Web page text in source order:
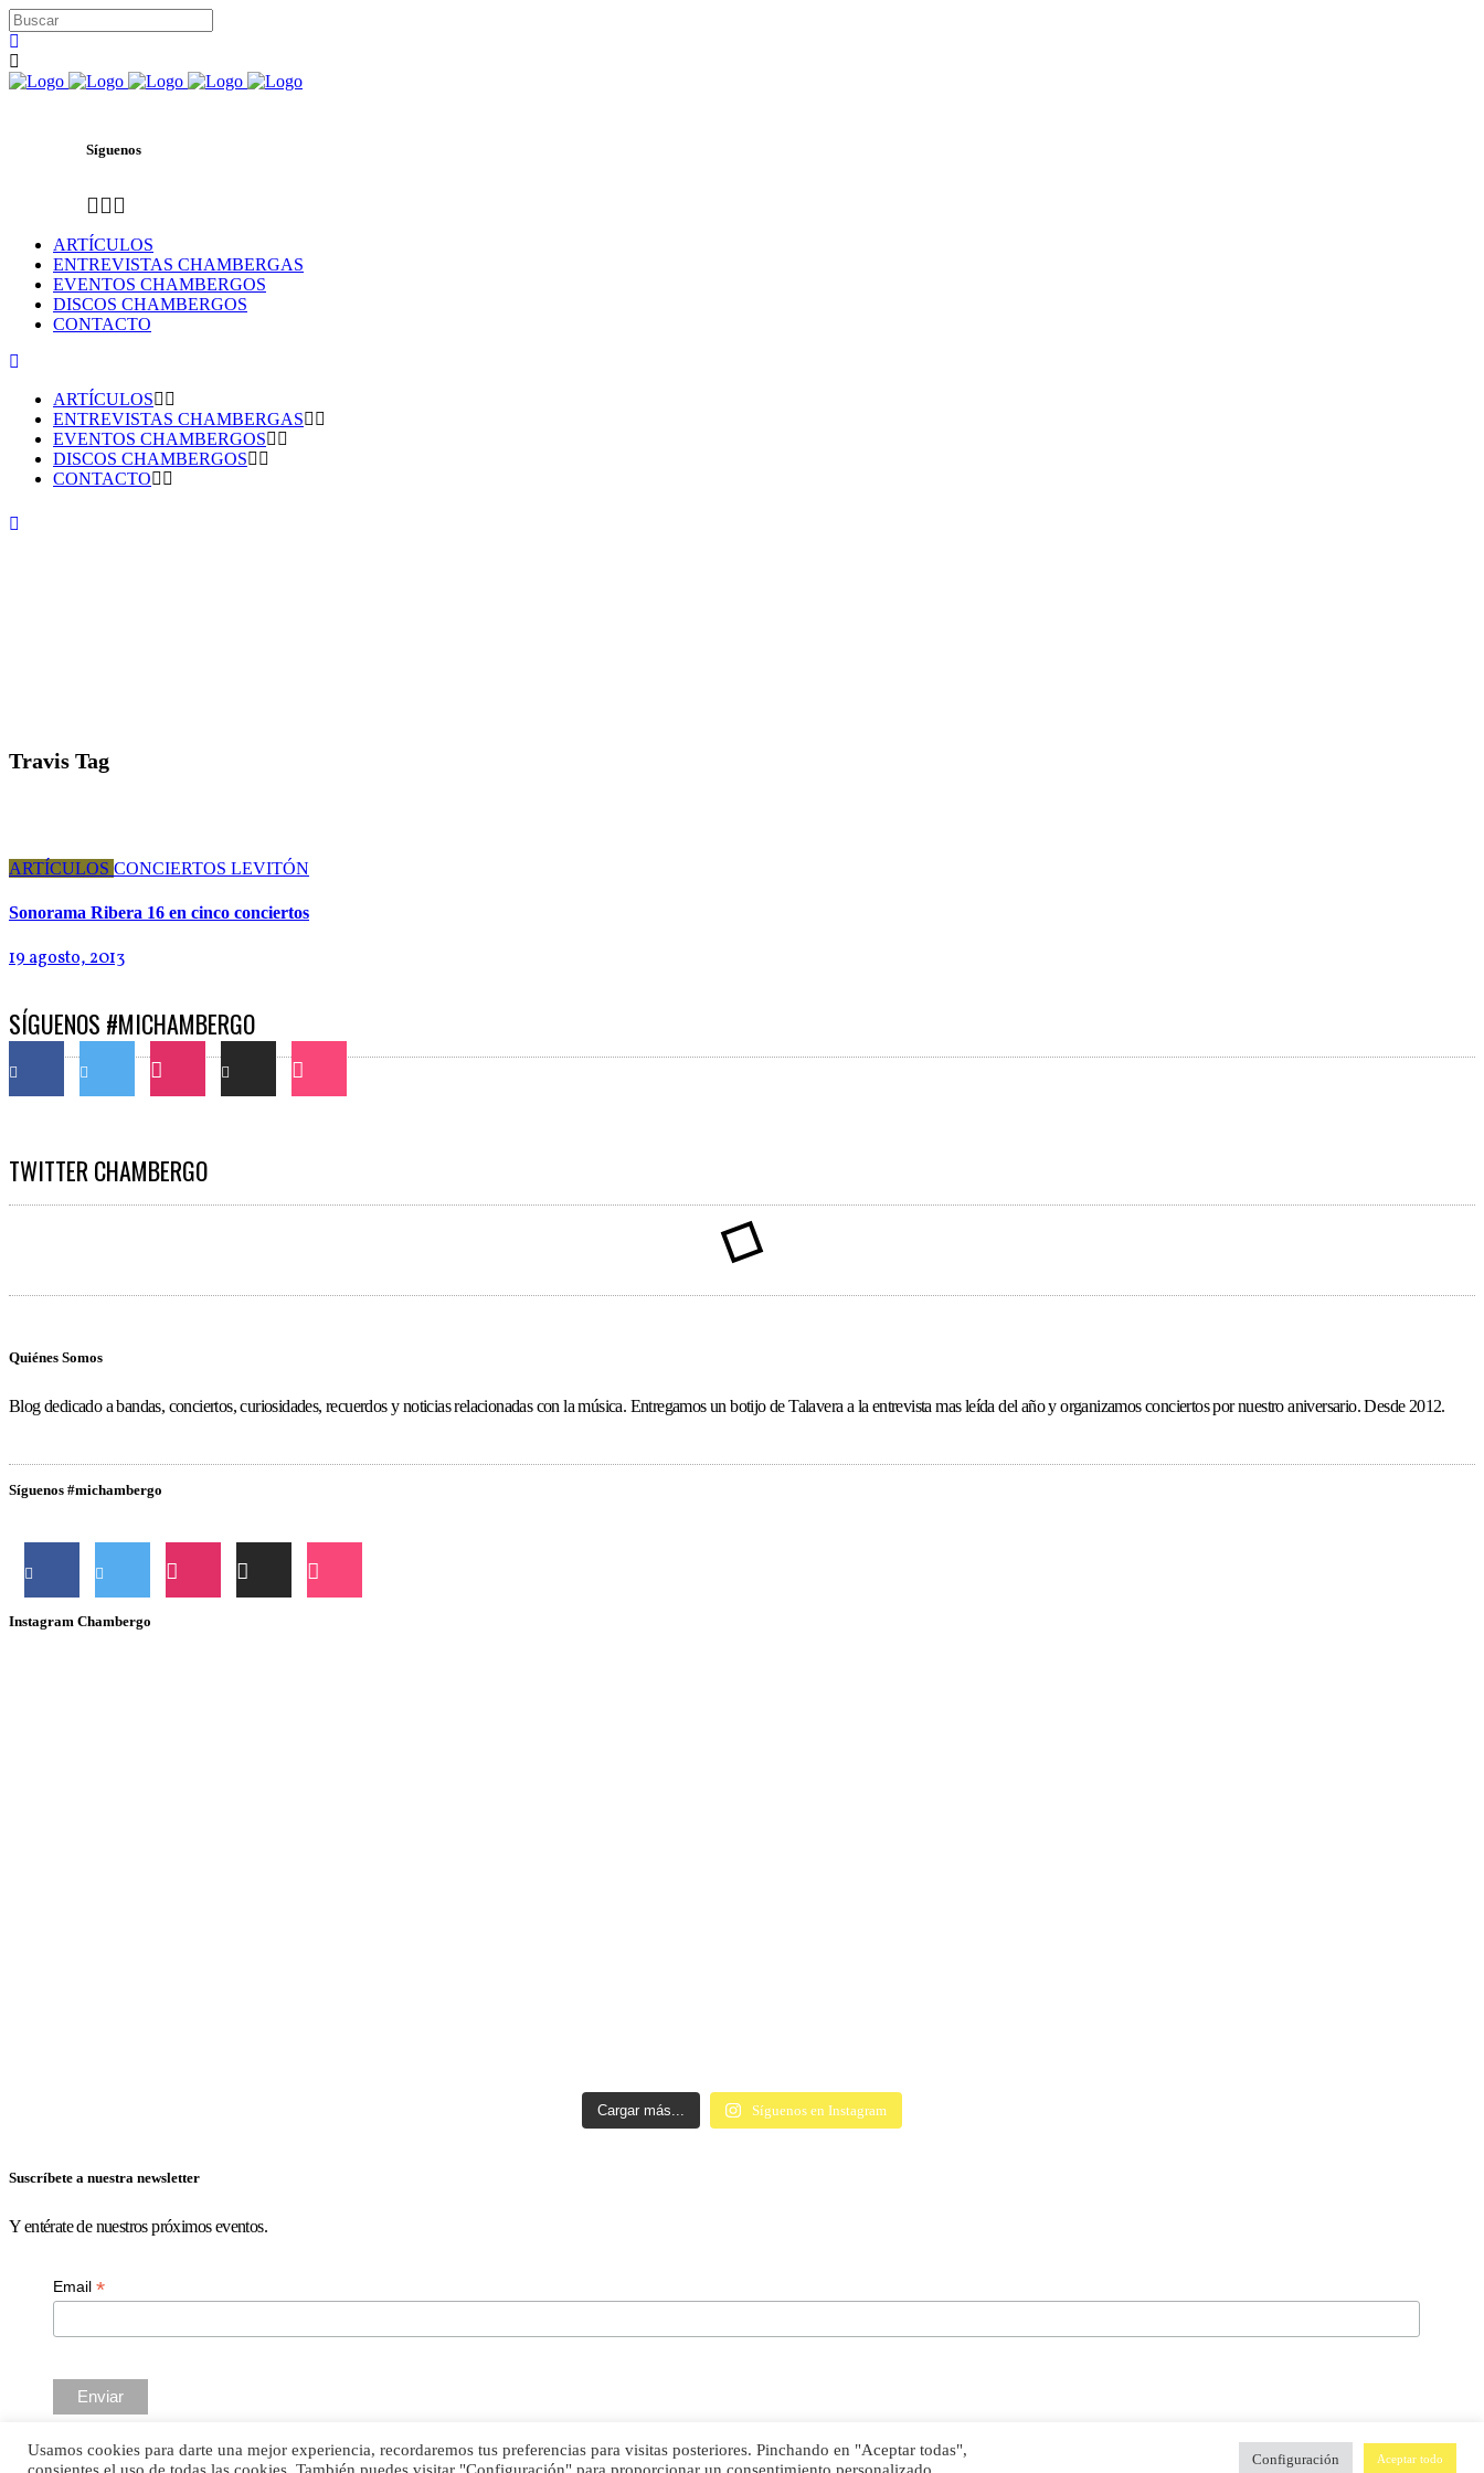
Síguenos
ARTÍCULOS
ENTREVISTAS CHAMBERGAS
EVENTOS CHAMBERGOS
DISCOS CHAMBERGOS
CONTACTO
ARTÍCULOS
ENTREVISTAS CHAMBERGAS
EVENTOS CHAMBERGOS
DISCOS CHAMBERGOS
CONTACTO
Travis Tag
ARTÍCULOS CONCIERTOS LEVITÓN
Sonorama Ribera 16 en cinco conciertos
19 agosto, 2013
SÍGUENOS #MICHAMBERGO
TWITTER CHAMBERGO
Quiénes Somos
Blog dedicado a bandas, conciertos, curiosidades, recuerdos y noticias relacionadas con la música. Entregamos un botijo de Talavera a la entrevista mas leída del año y organizamos conciertos por nuestro aniversario. Desde 2012.
Síguenos #michambergo
Instagram Chambergo
Cargar más... Síguenos en Instagram
Suscríbete a nuestra newsletter
Y entérate de nuestros próximos eventos.
Email *
© Mi Chambergo de Entretiempo ~ 2022
Usamos cookies para darte una mejor experiencia, recordaremos tus preferencias para visitas posteriores. Pinchando en "Aceptar todas",
consientes el uso de todas las cookies. También puedes visitar "Configuración" para proporcionar un consentimiento personalizado.
Configuración Aceptar todo